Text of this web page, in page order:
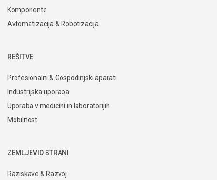
Komponente
Avtomatizacija & Robotizacija
REŠITVE
Profesionalni & Gospodinjski aparati
Industrijska uporaba
Uporaba v medicini in laboratorijih
Mobilnost
ZEMLJEVID STRANI
Raziskave & Razvoj